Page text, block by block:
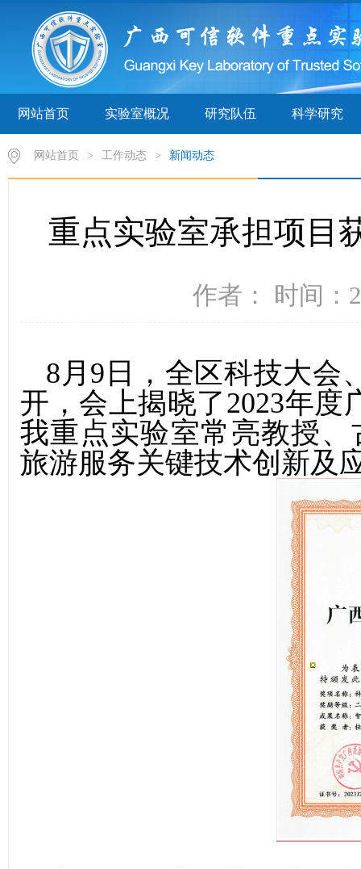
网站首页 实验室概况 研究队伍 科学研究
网站首页 > 工作动态 > 新闻动态
重点实验室承担项目
作者： 时间：
8 月 9 日，全区科技大会
开，会上揭晓了2023年度
我重点实验室常亮教授
旅游服务关键技术创新及